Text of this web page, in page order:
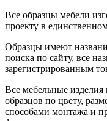
Все образцы мебели
проекту в
Образцы имеют
поиска по сайту, все
зарегистрированным
Все мебельные изделия
образцов по цвету,
способами монтажа и